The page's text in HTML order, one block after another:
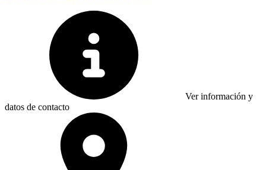
Ver información y
datos de contacto